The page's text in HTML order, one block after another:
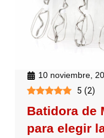
10 noviembre,
5 (2)
Batidora de
para elegir